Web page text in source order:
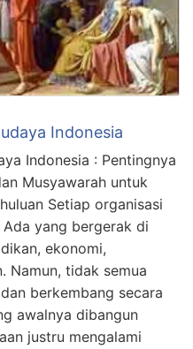
Indonesia
Indonesia : Pentingnya
Musyawarah untuk
Setiap organisasi
yang bergerak di
ekonomi,
Namun, tidak semua
berkembang secara
awalnya dibangun
justru mengalami